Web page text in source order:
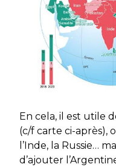
En cela, il est utile
(c/f carte ci-après),
l’Inde, la Russie…
d’ajouter